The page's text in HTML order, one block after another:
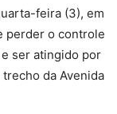
feira (3), em
perder o controle
ser atingido por
da Avenida